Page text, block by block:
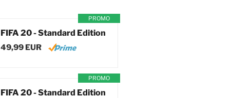
PROMO
FIFA 20 - Standard Edition
49,99 EUR
PROMO
FIFA 20 - Standard Edition